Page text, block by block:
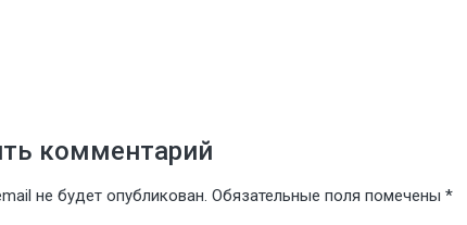
комментарий
не будет опубликован. Обязательные поля помечены *